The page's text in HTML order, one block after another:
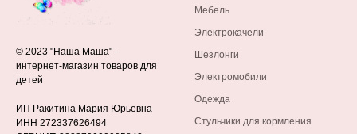
© 2023 "Наша Маша" -
интернет-магазин товаров для
детей
ИП Ракитина Мария Юрьевна
ИНН 272337626494
Мебель
Электрокачели
Шезлонги
Электромобили
Одежда
Стульчики для кормления